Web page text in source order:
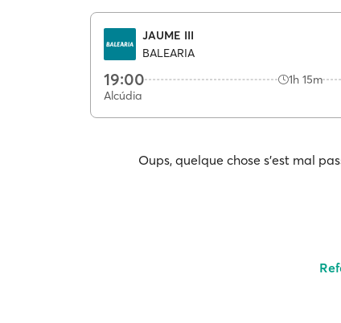
JAUME III
BALEARIA
19:00 1h 15m
Alcúdia
Oups, quelque chose s'est mal